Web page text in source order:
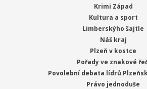
Krimi Západ
Kultura a sport
Limberskýho šajtle
Náš kraj
Plzeň v kostce
Pořady ve znakové
Povolební debata lídrů
Právo jednoduše